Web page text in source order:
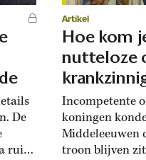
De
ruim
Artikel
Hoe kom
nutteloze
Incompetente
koningen
Middeleeuwen
troon blijven